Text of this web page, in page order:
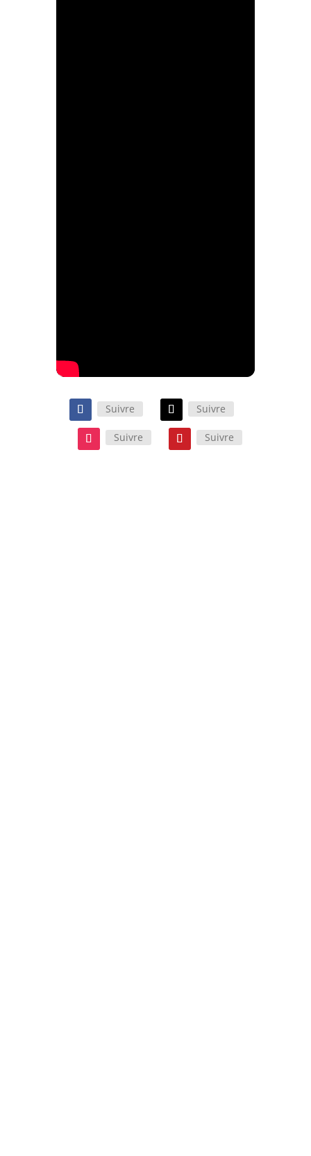
Suivre Suivre
Suivre Suivre